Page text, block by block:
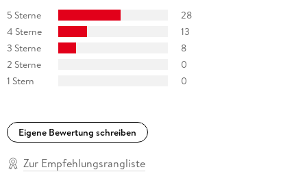
5 Sterne
28
4 Sterne
13
3 Sterne
8
2 Sterne
0
1 Stern
0
Eigene Bewertung schreiben
Zur Empfehlungsrangliste